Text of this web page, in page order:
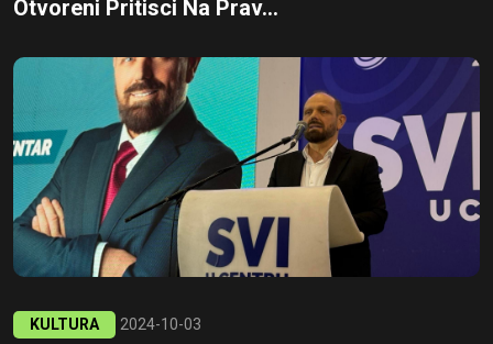
Otvoreni Pritisci Na Prav...
KULTURA 2024-10-03